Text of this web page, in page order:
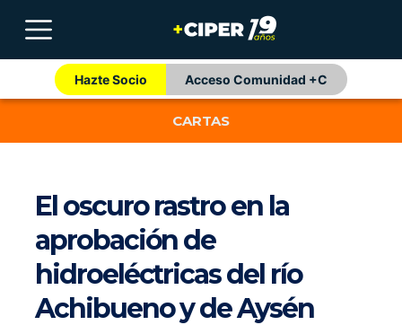
Hazte Socio Acceso Comunidad +C
CARTAS
El oscuro rastro en la
aprobación de
hidroeléctricas del río
Achibueno y de Aysén